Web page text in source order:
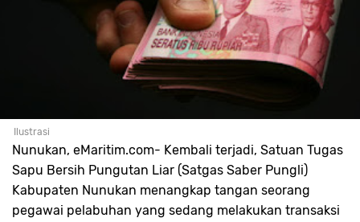
Ilustrasi
Nunukan, eMaritim.com- Kembali terjadi, Satuan Tugas
Sapu Bersih Pungutan Liar (Satgas Saber Pungli)
Kabupaten Nunukan menangkap tangan seorang
pegawai pelabuhan yang sedang melakukan transaksi